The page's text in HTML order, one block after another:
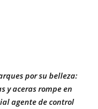
por su belleza:
y aceras rompe en
agente de control